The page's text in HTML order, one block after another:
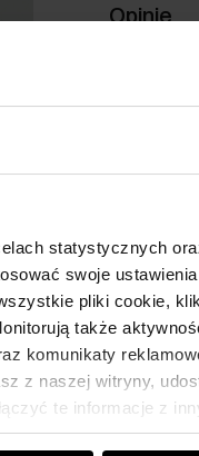
statystycznych
swoje
pliki cookie,
także
komunikaty
z naszej witryny,
te informacje z
Opinie